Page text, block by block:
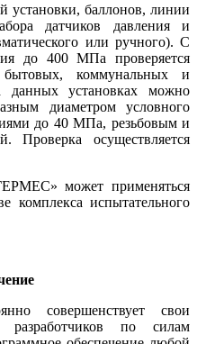
установки, баллонов, линии
датчиков давления и
или ручного). С
до 400 МПа проверяется
бытовых, коммунальных и
установках можно
диаметром условного
до 40 МПа, резьбовым и
Проверка осуществляется
может применяться
комплекса испытательного
совершенствует свои
разработчиков по силам